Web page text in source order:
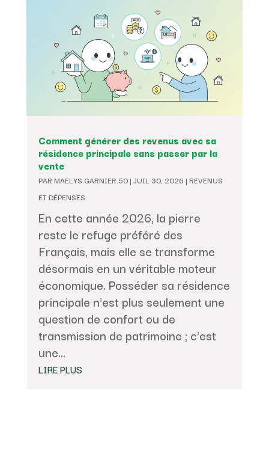
Comment générer des revenus avec sa
résidence principale sans passer par la
vente
PAR MAELYS.GARNIER.50| JUIL 30, 2026 | REVENUS
ET DÉPENSES
En cette année 2026, la pierre
reste le refuge préféré des
Français, mais elle se transforme
désormais en un véritable moteur
économique. Posséder sa résidence
principale n'est plus seulement une
question de confort ou de
transmission de patrimoine ; c'est
une...
LIRE PLUS